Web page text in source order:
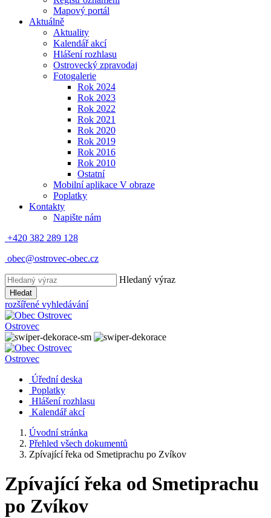
Mapový portál
Aktuálně
Aktuality
Kalendář akcí
Hlášení rozhlasu
Ostrovecký zpravodaj
Fotogalerie
Rok 2024
Rok 2023
Rok 2022
Rok 2021
Rok 2020
Rok 2019
Rok 2016
Rok 2010
Ostatní
Mobilní aplikace V obraze
Poplatky
Kontakty
Napište nám
+420 382 289 128
obec@ostrovec-obec.cz
Hledaný výraz
Hledat
rozšířené vyhledávání
Ostrovec
Ostrovec
Úřední deska
Poplatky
Hlášení rozhlasu
Kalendář akcí
Úvodní stránka
Přehled všech dokumentů
Zpívající řeka od Smetiprachu po Zvíkov
Zpívající řeka od Smetiprachu
po Zvíkov